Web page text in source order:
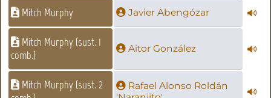
Mitch Murphy Javier Abengózar
Mitch Murphy (sust. 1
comb.)
Aitor González
Mitch Murphy (sust. 2
Rafael Alonso Roldán